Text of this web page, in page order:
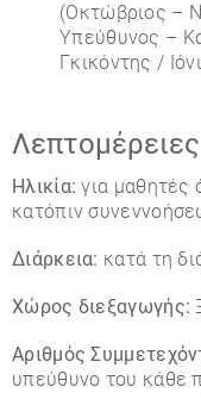
(Οκτώβριος –
Υπεύθυνος –
Γκικόντης /
Ηλικία: για
κατόπιν
Διάρκεια: κατά τη
Χώρος διεξαγωγής:
Αριθμός
υπεύθυνο του κάθε